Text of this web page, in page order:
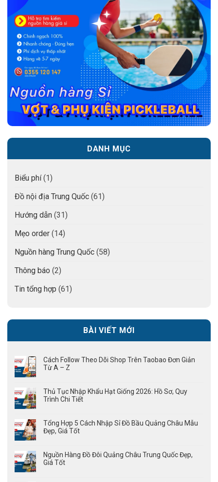
DANH MỤC
Biểu phí(1)
Đồ nội địa Trung Quốc (61)
Hướng dẫn (31)
Mẹo order (14)
Nguồn hàng Trung Quốc (58)
Thông báo (2)
Tin tổng hợp (61)
BÀI VIẾT MỚI
Cách Follow Theo Dõi Shop Trên Taobao Đơn Giản
Từ A – Z
Thủ Tục Nhập Khẩu Hạt Giống 2026: Hồ Sơ, Quy
Trình Chi Tiết
Tổng Hợp 5 Cách Nhập Sỉ Đồ Bầu Quảng Châu Mẫu
Đẹp, Giá Tốt
Nguồn Hàng Đồ Đôi Quảng Châu Trung Quốc Đẹp,
Giá Tốt